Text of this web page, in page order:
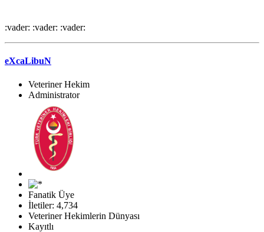
:vader: :vader: :vader:
eXcaLibuN
Veteriner Hekim
Administrator
Fanatik Üye
İletiler: 4,734
Veteriner Hekimlerin Dünyası
Kayıtlı